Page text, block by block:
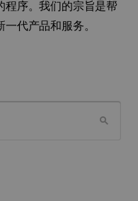
程序。我们的宗旨是帮
代产品和服务。